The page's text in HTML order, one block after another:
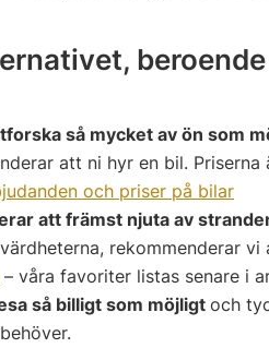
så mycket av ön som
att ni hyr en bil.
och priser på bilar
att främst njuta av
rekommenderar
– våra favoriter listas senare i
så billigt som möjligt och